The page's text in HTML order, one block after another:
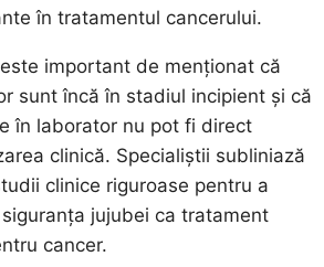
în tratamentul cancerului.
important de menționat că
sunt încă în stadiul incipient și că
în laborator nu pot fi direct
clinică. Specialiștii subliniază
clinice riguroase pentru a
jujubei ca tratament
cancer.